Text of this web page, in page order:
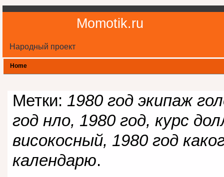
Momotik.ru
Народный проект
Home
Метки: 1980 год экипаж
год нло, 1980 год, курс
високосный, 1980 год
календарю.